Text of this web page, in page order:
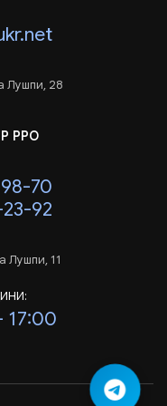
Лушпи, 28
РРО
70
92
Лушпи, 11
17:00